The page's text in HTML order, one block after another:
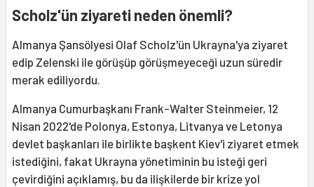
Scholz'ün ziyareti neden önemli?
Almanya Şansölyesi Olaf Scholz'ün Ukrayna'ya ziyaret
edip Zelenski ile görüşüp görüşmeyeceği uzun süredir
merak ediliyordu.
Almanya Cumurbaşkanı Frank-Walter Steinmeier, 12
Nisan 2022'de Polonya, Estonya, Litvanya ve Letonya
devlet başkanları ile birlikte başkent Kiev'i ziyaret etmek
istediğini, fakat Ukrayna yönetiminin bu isteği geri
çevirdiğini açıklamış, bu da ilişkilerde bir krize yol